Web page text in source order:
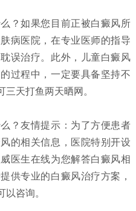
？如果您目前正被白癜风所
病医院，在专业医师的指导
误治疗。此外，儿童白癜风
过程中，一定要具备坚持不
天打鱼两天晒网。
？友情提示：为了方便患者
的相关信息，医院特别开设
医生在线为您解答白癜风相
供专业的白癜风治疗方案，
以咨询。